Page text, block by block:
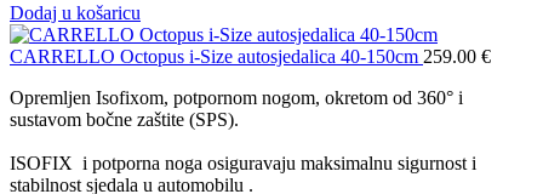
Dodaj u košaricu
CARRELLO Octopus i-Size autosjedalica 40-150cm 259.00 €
Opremljen Isofixom, potpornom nogom, okretom od 360° i
sustavom bočne zaštite (SPS).
ISOFIX i potporna noga osiguravaju maksimalnu sigurnost i
stabilnost sjedala u automobilu .